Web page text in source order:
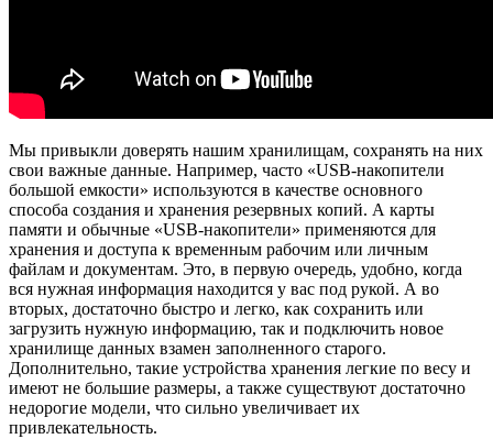
Мы привыкли доверять нашим хранилищам, сохранять на них
свои важные данные. Например, часто «USB-накопители
большой емкости» используются в качестве основного
способа создания и хранения резервных копий. А карты
памяти и обычные «USB-накопители» применяются для
хранения и доступа к временным рабочим или личным
файлам и документам. Это, в первую очередь, удобно, когда
вся нужная информация находится у вас под рукой. А во
вторых, достаточно быстро и легко, как сохранить или
загрузить нужную информацию, так и подключить новое
хранилище данных взамен заполненного старого.
Дополнительно, такие устройства хранения легкие по весу и
имеют не большие размеры, а также существуют достаточно
недорогие модели, что сильно увеличивает их
привлекательность.